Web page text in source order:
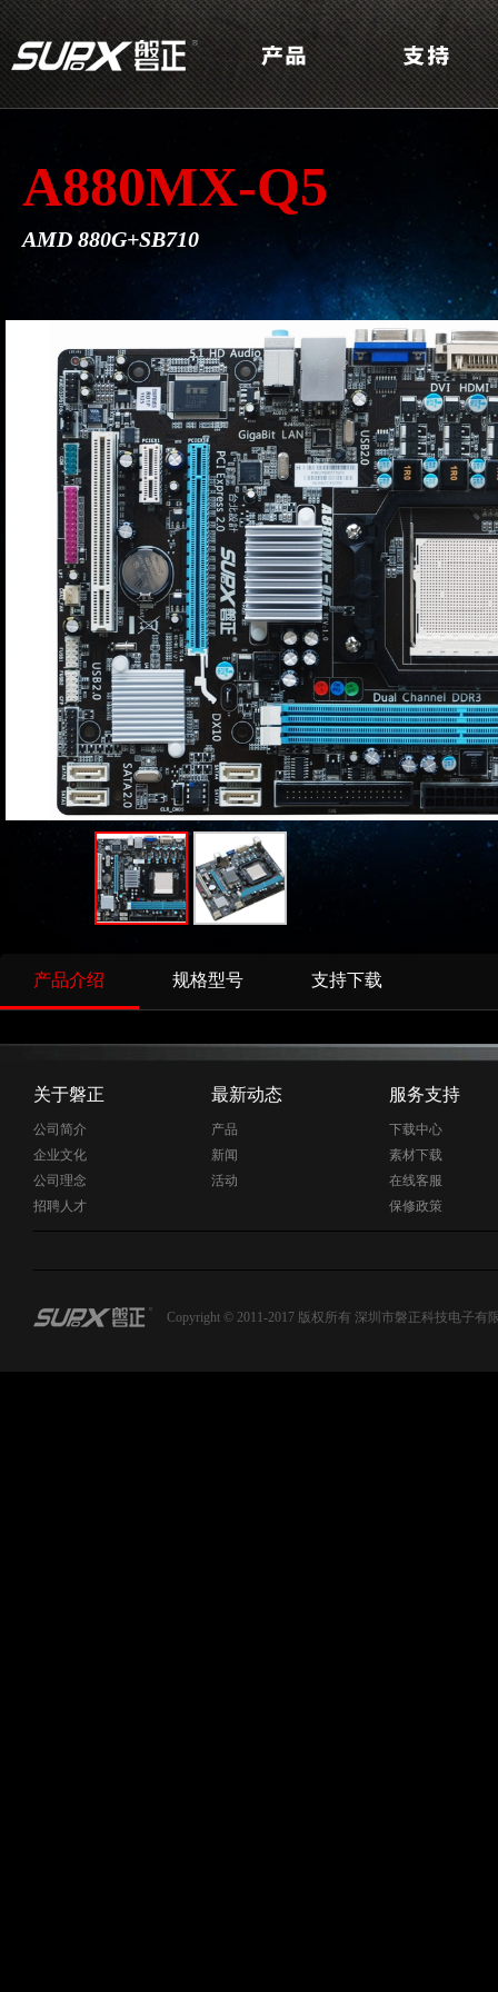
A880MX-Q5
AMD 880G+SB710
产品介绍 规格型号 支持下载
关于磐正
公司简介
企业文化
公司理念
招聘人才
最新动态
产品
新闻
活动
服务支持
下载中心
素材下载
在线客服
保修政策
Copyright © 2011-2017 版权所有 深圳市磐正科技电子有